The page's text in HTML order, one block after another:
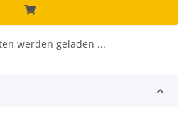
werden geladen ...